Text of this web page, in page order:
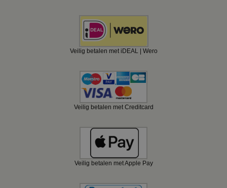
Veilig betalen met iDEAL | Wero
Veilig betalen met Creditcard
Veilig betalen met Apple Pay